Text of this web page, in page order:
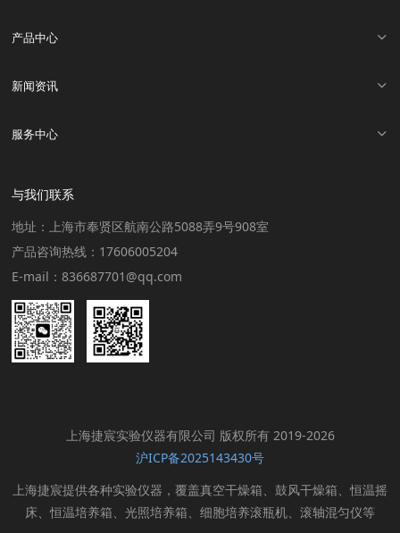
产品中心
新闻资讯
服务中心
与我们联系
地址：上海市奉贤区航南公路5088弄9号908室
产品咨询热线：17606005204
E-mail：836687701@qq.com
上海捷宸实验仪器有限公司 版权所有 2019-2026
沪ICP备2025143430号
上海捷宸提供各种实验仪器，覆盖真空干燥箱、鼓风干燥箱、恒温摇
床、恒温培养箱、光照培养箱、细胞培养滚瓶机、滚轴混匀仪等